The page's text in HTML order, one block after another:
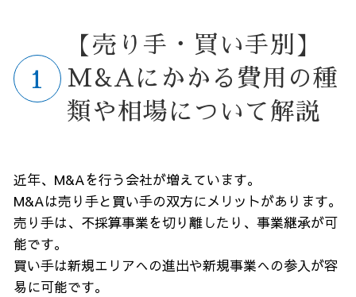
【売り手・買い手別】
M&Aにかかる費用の種
類や相場について解説
近年、M&Aを行う会社が増えています。
M&Aは売り手と買い手の双方にメリットがあります。
売り手は、不採算事業を切り離したり、事業継承が可
能です。
買い手は新規エリアへの進出や新規事業への参入が容
易に可能です。